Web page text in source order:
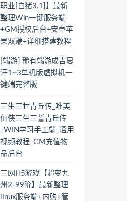
职业[白猪3.1]】最新
整理Win一键服务端
+GM授权后台+安卓苹
果双端+详细搭建教程
[端游] 稀有端游成吉思
汗1~3单机版虚拟机一
键端完整版
三生三世青丘传_唯美
仙侠三生三誓青丘传
_WIN学习手工端_通用
视频教程_GM充值物
品后台
三网H5游戏【超变九
州2-99阶】最新整理
linux服务端+内购+管